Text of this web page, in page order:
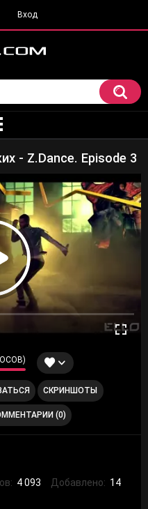
Вход
- Z.Dance. Episode 3
СКРИНШОТЫ
(0)
4 093 Добавлено: 14